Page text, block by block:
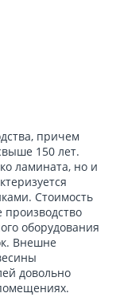
причем
150 лет.
ламината, но и
Стоимость
производство
оборудования
Внешне
довольно